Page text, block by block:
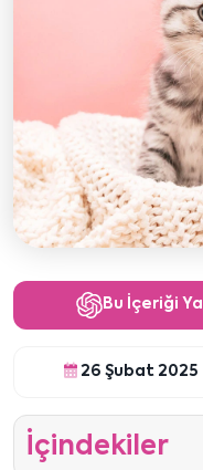
Bu İçeriği
26 Şubat 2025
İçindekiler